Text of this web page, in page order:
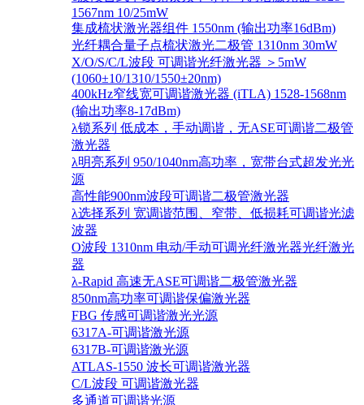
1567nm 10/25mW
集成梳状激光器组件 1550nm (输出功率16dBm)
光纤耦合量子点梳状激光二极管 1310nm 30mW
X/O/S/C/L波段 可调谐光纤激光器 ＞5mW
(1060±10/1310/1550±20nm)
400kHz窄线宽可调谐激光器 (iTLA) 1528-1568nm
(输出功率8-17dBm)
λ锁系列 低成本，手动调谐，无ASE可调谐二极管
激光器
λ明亮系列 950/1040nm高功率，宽带台式超发光光
源
高性能900nm波段可调谐二极管激光器
λ选择系列 宽调谐范围、窄带、低损耗可调谐光滤
波器
O波段 1310nm 电动/手动可调光纤激光器光纤激光
器
λ-Rapid 高速无ASE可调谐二极管激光器
850nm高功率可调谐保偏激光器
FBG 传感可调谐激光光源
6317A-可调谐激光源
6317B-可调谐激光源
ATLAS-1550 波长可调谐激光器
C/L波段 可调谐激光器
多通道可调谐光源